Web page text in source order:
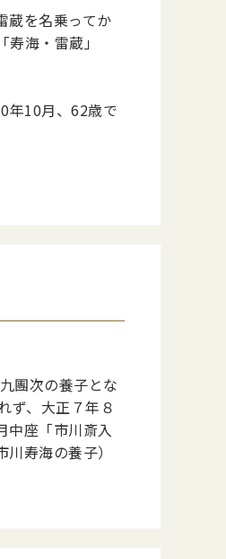
蔵を名乗ってか
海・雷蔵」
年10月、62歳で
團次の養子とな
ず、大正７年８
中座「市川斎入
寿海の養子）